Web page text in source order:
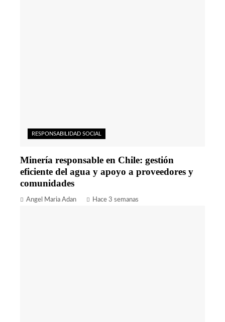
RESPONSABILIDAD SOCIAL
Minería responsable en Chile: gestión
eficiente del agua y apoyo a proveedores y
comunidades
Angel Maria Adan Hace 3 semanas